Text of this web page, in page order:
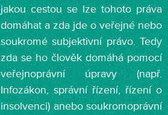
jakou cestou se lze tohoto práva
domáhat a zda jde o veřejné nebo
soukromé subjektivní právo. Tedy
zda se ho člověk domáhá pomocí
veřejnoprávní úpravy (např.
Infozákon, správní řízení, řízení o
insolvenci) anebo soukromoprávní